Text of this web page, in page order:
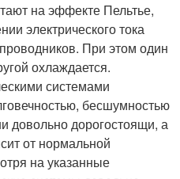
на эффекте Пельтье,
электрического тока
При этом один
охлаждается.
системами
бесшумностью
довольно дорогостоящи, а
от нормальной
на указанные